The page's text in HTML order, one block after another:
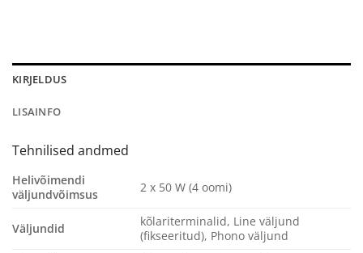
KIRJELDUS
LISAINFO
Tehnilised andmed
Helivõimendi
väljundvõimsus
2 x 50 W (4 oomi)
Väljundid
kõlariterminalid, Line väljund
(fikseeritud), Phono väljund